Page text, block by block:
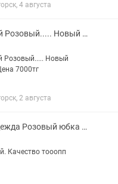
4 августа
Юбка Белый Розовый..... Новый Размер М-S
Розовый..... Новый
7000тг
2 августа
Женский одежда Розовый юбка качество тооопп
Качество тооопп